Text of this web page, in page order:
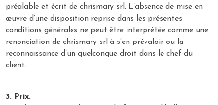
préalable et écrit de chrismary srl. L’absence de mise en
œuvre d’une disposition reprise dans les présentes
conditions générales ne peut être interprétée comme une
renonciation de chrismary srl à s’en prévaloir ou la
reconnaissance d’un quelconque droit dans le chef du
client.
3. Prix.